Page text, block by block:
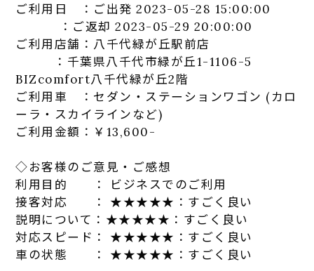
ご利用日 ：ご出発 2023-05-28 15:00:00
：ご返却 2023-05-29 20:00:00
ご利用店舗：八千代緑が丘駅前店
：千葉県八千代市緑が丘1-1106-5
BIZcomfort八千代緑が丘2階
ご利用車 ：セダン・ステーションワゴン (カロ
ーラ・スカイラインなど)
ご利用金額：￥13,600-
◇お客様のご意見・ご感想
利用目的 ： ビジネスでのご利用
接客対応 ： ★★★★★： す ごく良い
説明について：★★★★★： すごく良い
対応スピード： ★★★★★： す ごく良い
車の状態 ： ★★★★★： す ごく良い